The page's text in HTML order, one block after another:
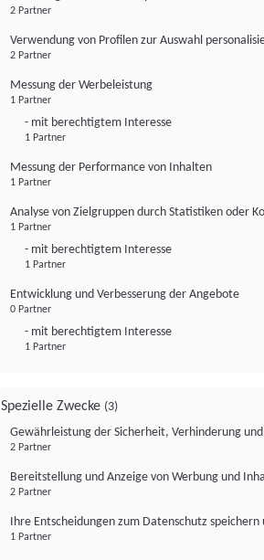
2 Partner
Verwendung von Profilen zur Auswahl
2 Partner
Messung der Werbeleistung
1 Partner
- mit berechtigtem Interesse
1 Partner
Messung der Performance von Inhalten
1 Partner
Analyse von Zielgruppen durch Statistiken oder
1 Partner
- mit berechtigtem Interesse
1 Partner
Entwicklung und Verbesserung der Angebote
0 Partner
- mit berechtigtem Interesse
1 Partner
Spezielle Zwecke (3)
Gewährleistung der Sicherheit, Verhinderung
2 Partner
Bereitstellung und Anzeige von Werbung und
2 Partner
Ihre Entscheidungen zum Datenschutz
1 Partner